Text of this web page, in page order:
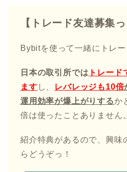
【トレード友達募集っ
Bybitを使って一緒にトレ
日本の取引所では トレード
ます し、 レバレッジも10倍
運用効率が爆上がりするか
倍は使ったことありません
紹介特典があるので、興味
らどうぞっ！